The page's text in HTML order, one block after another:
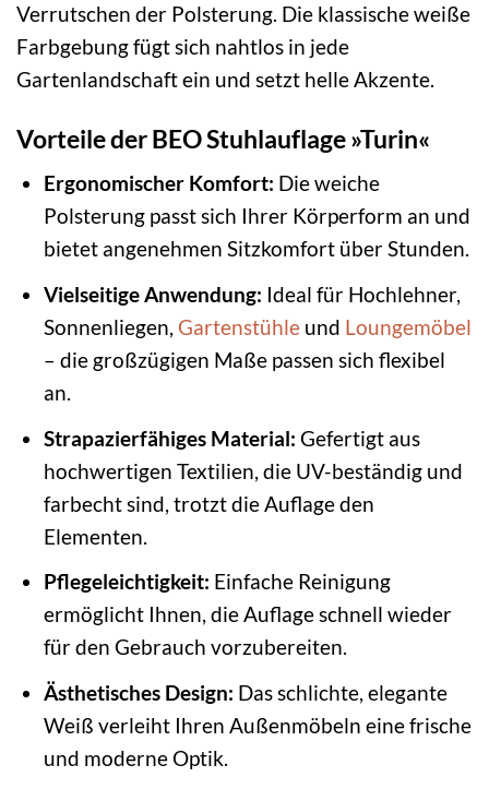
Verrutschen der Polsterung. Die klassische weiße
Farbgebung fügt sich nahtlos in jede
Gartenlandschaft ein und setzt helle Akzente.
Vorteile der BEO Stuhlauflage »Turin«
Ergonomischer Komfort: Die weiche
Polsterung passt sich Ihrer Körperform an und
bietet angenehmen Sitzkomfort über Stunden.
Vielseitige Anwendung: Ideal für Hochlehner,
Sonnenliegen, Gartenstühleund Loungemöbel
– die großzügigen Maße passen sich flexibel
an.
Strapazierfähiges Material: Gefertigt aus
hochwertigen Textilien, die UV-beständig und
farbecht sind, trotzt die Auflage den
Elementen.
Pflegeleichtigkeit: Einfache Reinigung
ermöglicht Ihnen, die Auflage schnell wieder
für den Gebrauch vorzubereiten.
Ästhetisches Design: Das schlichte, elegante
Weiß verleiht Ihren Außenmöbeln eine frische
und moderne Optik.